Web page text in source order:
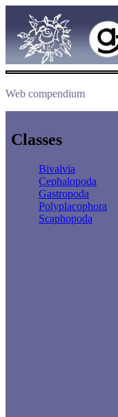
Web compendium
Classes
Bivalvia
Cephalopoda
Gastropoda
Polyplacophora
Scaphopoda